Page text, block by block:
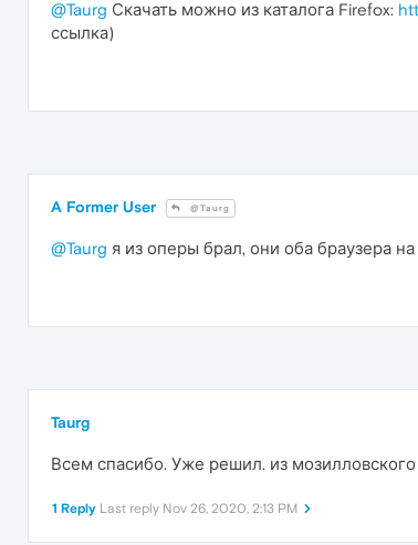
@Taurg Скачать можно из каталога Firefox:
ссылка)
A Former User @Taurg
@Taurg я из оперы брал, они оба браузера
Taurg
Всем спасибо. Уже решил. из
1 Reply Last reply Nov 26, 2020, 2:13 PM